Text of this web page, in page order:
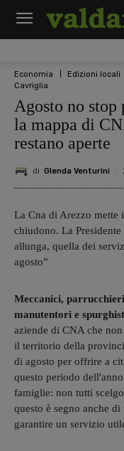
Economia Edizioni locali
Cavriglia
Agosto no
la mappa di
restano aperte
di Glenda Venturini
La Cna di Arezzo mette
chiudono. La
allunga, quella dei
agosto”
Meccanici,
manutentori e
aziende di CNA che
il territorio della
di agosto per offrire a
questo periodo
famiglie: non tutti
questo è segno anche
garantire un servizio